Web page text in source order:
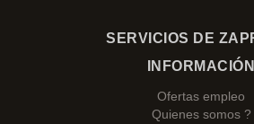
SERVICIOS DE
INFORMACIÓN
Ofertas empleo
Quienes somos ?